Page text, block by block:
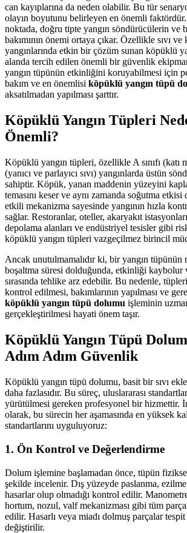
can kayıplarına da neden olabilir. Bu tür
olayın boyutunu belirleyen en önemli
noktada, doğru tipte yangın söndürücülerin ve
bakımının önemi ortaya çıkar. Özellikle sıvı ve
yangınlarında etkin bir çözüm sunan köpüklü
alanda tercih edilen önemli bir güvenlik
yangın tüpünün etkinliğini koruyabilmesi için
bakım ve en önemlisi köpüklü yangın tüpü
aksatılmadan yapılması şarttır.
Köpüklü Yangın Tüpleri
Önemli?
Köpüklü yangın tüpleri, özellikle A sınıfı (katı
(yanıcı ve parlayıcı sıvı) yangınlarda üstün
sahiptir. Köpük, yanan maddenin yüzeyini
temasını keser ve aynı zamanda soğutma
etkili mekanizma sayesinde yangının hızla
sağlar. Restoranlar, oteller, akaryakıt
depolama alanları ve endüstriyel tesisler gibi
köpüklü yangın tüpleri vazgeçilmez birincil
Ancak unutulmamalıdır ki, bir yangın tüpünün
boşaltma süresi dolduğunda, etkinliği kaybolur
sırasında tehlike arz edebilir. Bu nedenle,
kontrol edilmesi, bakımlarının yapılması ve
köpüklü yangın tüpü dolumu işleminin
gerçekleştirilmesi hayati önem taşır.
Köpüklü Yangın Tüpü
Adım Adım Güvenlik
Köpüklü yangın tüpü dolumu, basit bir sıvı
daha fazlasıdır. Bu süreç, uluslararası
yürütülmesi gereken profesyonel bir hizmettir.
olarak, bu sürecin her aşamasında en yüksek
standartlarını uyguluyoruz:
1. Ön Kontrol ve Değerlendirme
Dolum işlemine başlamadan önce, tüpün
şekilde incelenir. Dış yüzeyde paslanma,
hasarlar olup olmadığı kontrol edilir.
hortum, nozul, valf mekanizması gibi tüm
edilir. Hasarlı veya miadı dolmuş parçalar
değiştirilir.